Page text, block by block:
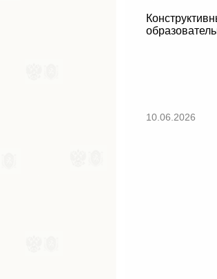
10.06.2026